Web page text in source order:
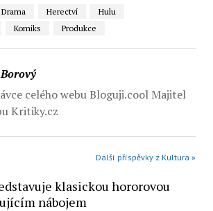
Drama Herectví
Hulu
Komiks Produkce
celého webu Bloguji.cool Majitel
Kritiky.cz
Další příspěvky z Kultura »
klasickou hororovou
nábojem